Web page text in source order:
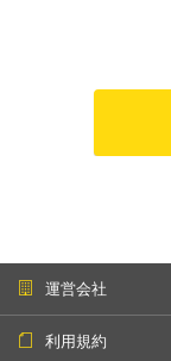
運営会社
利用規約